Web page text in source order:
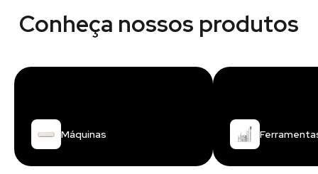
Conheça nossos produtos
Máquinas